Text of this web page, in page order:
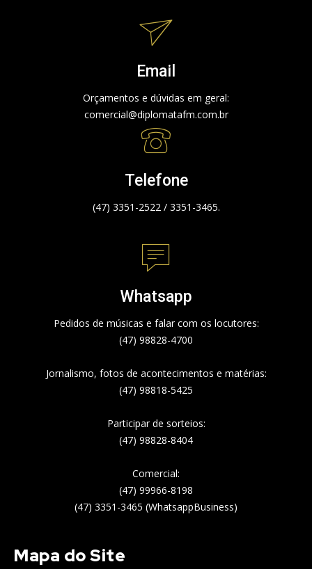
Email
Orçamentos e dúvidas em geral:
comercial@diplomatafm.com.br
Telefone
(47) 3351-2522 / 3351-3465.
Whatsapp
Pedidos de músicas e falar com os locutores:
(47) 98828-4700
Jornalismo, fotos de acontecimentos e matérias:
(47) 98818-5425
Participar de sorteios:
(47) 98828-8404
Comercial:
(47) 99966-8198
(47) 3351-3465 (WhatsappBusiness)
Mapa do Site